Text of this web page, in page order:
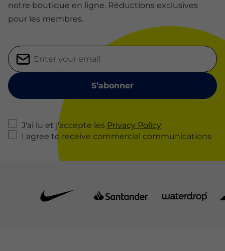
notre boutique en ligne. Réductions exclusives
pour les membres.
J'ai lu et j'accepte les Privacy Policy
I agree to receive commercial communications